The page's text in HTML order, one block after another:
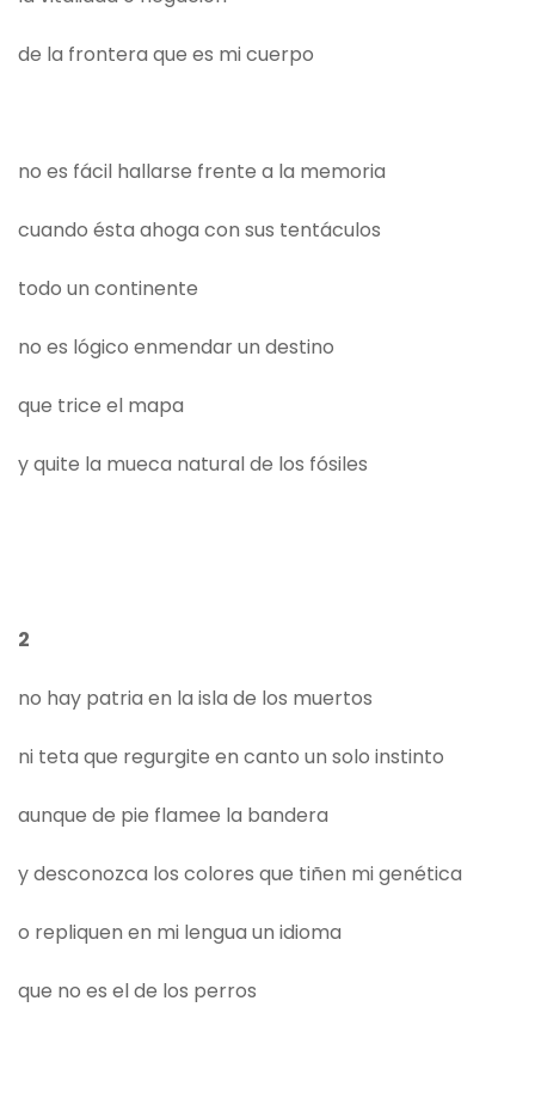
de la frontera que es mi cuerpo
no es fácil hallarse frente a la memoria
cuando ésta ahoga con sus tentáculos
todo un continente
no es lógico enmendar un destino
que trice el mapa
y quite la mueca natural de los fósiles
2
no hay patria en la isla de los muertos
ni teta que regurgite en canto un solo instinto
aunque de pie flamee la bandera
y desconozca los colores que tiñen mi genética
o repliquen en mi lengua un idioma
que no es el de los perros